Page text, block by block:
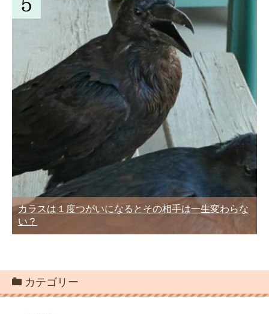
カラスは１度つがいになるとその相手は一生変わらな
い？
カテゴリー